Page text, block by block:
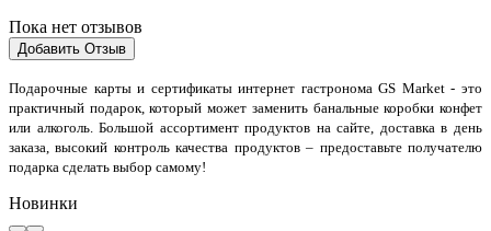
Пока нет отзывов
Добавить Отзыв
Подарочные карты и сертификаты интернет гастронома GS Market - это
практичный подарок, который может заменить банальные коробки конфет
или алкоголь. Большой ассортимент продуктов на сайте, доставка в день
заказа, высокий контроль качества продуктов – предоставьте получателю
подарка сделать выбор самому!
Новинки